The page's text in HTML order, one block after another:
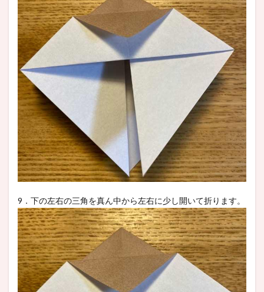
9．下の左右の三角を真ん中から左右に少し開いて折ります。